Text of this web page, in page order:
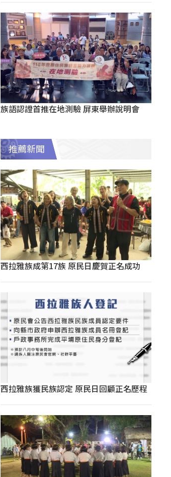
族語認證首推在地測驗 屏東舉辦說明會
推薦新聞
西拉雅族成第17族 原民日慶賀正名成功
西拉雅族獲民族認定 原民日回顧正名歷程